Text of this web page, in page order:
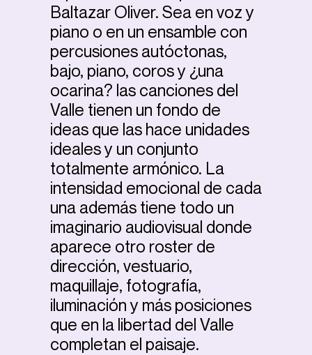
Baltazar Oliver. Sea en voz y
piano o en un ensamble con
percusiones autóctonas,
bajo, piano, coros y ¿una
ocarina? las canciones del
Valle tienen un fondo de
ideas que las hace unidades
ideales y un conjunto
totalmente armónico. La
intensidad emocional de cada
una además tiene todo un
imaginario audiovisual donde
aparece otro roster de
dirección, vestuario,
maquillaje, fotografía,
iluminación y más posiciones
que en la libertad del Valle
completan el paisaje.